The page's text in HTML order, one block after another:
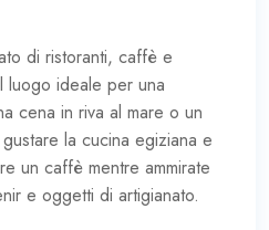
di ristoranti, caffè e
ideale per una
cena in riva al mare o un
la cucina egiziana e
un caffè mentre ammirate
e oggetti di artigianato.